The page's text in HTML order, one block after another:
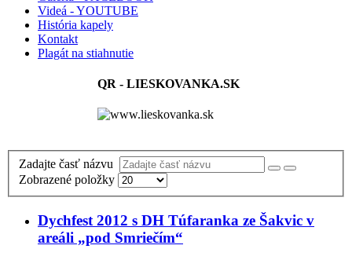
Videá - YOUTUBE
História kapely
Kontakt
Plagát na stiahnutie
QR - LIESKOVANKA.SK
Zadajte časť názvu
Zobrazené položky
Dychfest 2012 s DH Túfaranka ze Šakvic v
areáli „pod Smriečím“